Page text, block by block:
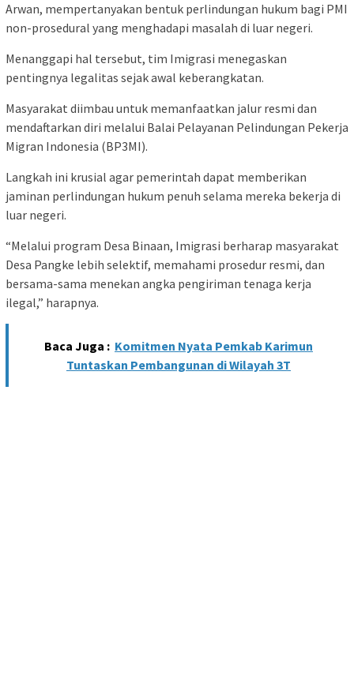
Arwan, mempertanyakan bentuk perlindungan hukum bagi PMI
non-prosedural yang menghadapi masalah di luar negeri.
Menanggapi hal tersebut, tim Imigrasi menegaskan
pentingnya legalitas sejak awal keberangkatan.
Masyarakat diimbau untuk memanfaatkan jalur resmi dan
mendaftarkan diri melalui Balai Pelayanan Pelindungan Pekerja
Migran Indonesia (BP3MI).
Langkah ini krusial agar pemerintah dapat memberikan
jaminan perlindungan hukum penuh selama mereka bekerja di
luar negeri.
“Melalui program Desa Binaan, Imigrasi berharap masyarakat
Desa Pangke lebih selektif, memahami prosedur resmi, dan
bersama-sama menekan angka pengiriman tenaga kerja
ilegal,” harapnya.
Baca Juga : Komitmen Nyata Pemkab Karimun
Tuntaskan Pembangunan di Wilayah 3T